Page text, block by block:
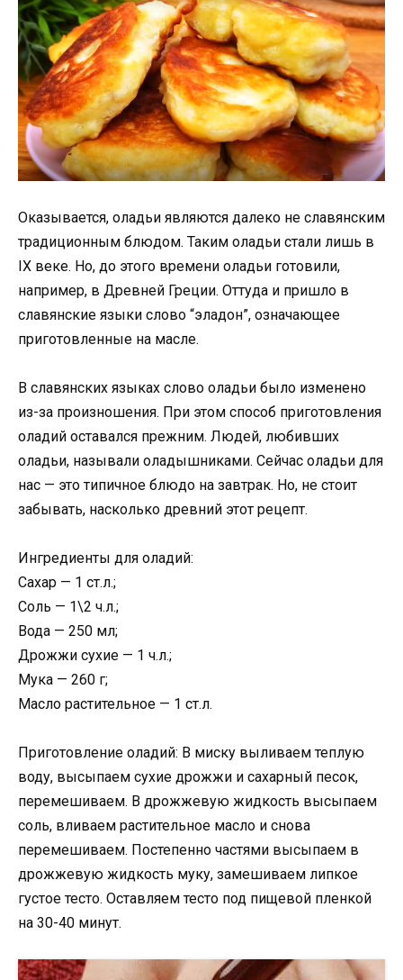
Оказывается, оладьи являются далеко не славянским
традиционным блюдом. Таким оладьи стали лишь в
IX веке. Но, до этого времени оладьи готовили,
например, в Древней Греции. Оттуда и пришло в
славянские языки слово “эладон”, означающее
приготовленные на масле.
В славянских языках слово оладьи было изменено
из-за произношения. При этом способ приготовления
оладий оставался прежним. Людей, любивших
оладьи, называли оладышниками. Сейчас оладьи для
нас — это типичное блюдо на завтрак. Но, не стоит
забывать, насколько древний этот рецепт.
Ингредиенты для оладий:
Сахар — 1 ст.л.;
Соль — 1\2 ч.л.;
Вода — 250 мл;
Дрожжи сухие — 1 ч.л.;
Мука — 260 г;
Масло растительное — 1 ст.л.
Приготовление оладий: В миску выливаем теплую
воду, высыпаем сухие дрожжи и сахарный песок,
перемешиваем. В дрожжевую жидкость высыпаем
соль, вливаем растительное масло и снова
перемешиваем. Постепенно частями высыпаем в
дрожжевую жидкость муку, замешиваем липкое
густое тесто. Оставляем тесто под пищевой пленкой
на 30-40 минут.